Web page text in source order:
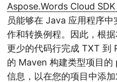
Aspose.Words Cloud
员能够在 Java 应用程序
作和转换例程。因此，根
更少的代码行完成 TXT 到
的 Maven 构建类型项目
信息，以在您的项目中添